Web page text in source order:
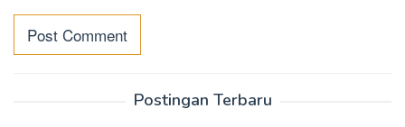
Postingan Terbaru